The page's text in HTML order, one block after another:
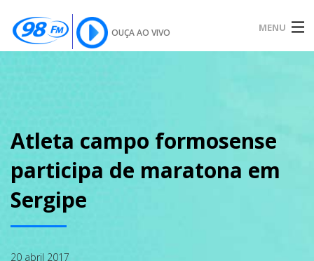
OUÇA AO VIVO MENU
SOBRE
NOTÍCIAS
Atleta campo formosense
participa de maratona em
Sergipe
20 abril 2017